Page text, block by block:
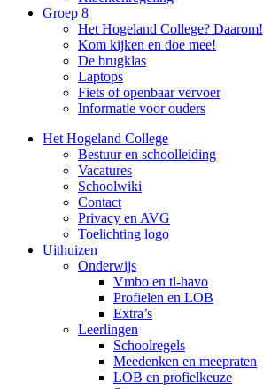
Groep 8
Het Hogeland College? Daarom!
Kom kijken en doe mee!
De brugklas
Laptops
Fiets of openbaar vervoer
Informatie voor ouders
Het Hogeland College
Bestuur en schoolleiding
Vacatures
Schoolwiki
Contact
Privacy en AVG
Toelichting logo
Uithuizen
Onderwijs
Vmbo en tl-havo
Profielen en LOB
Extra’s
Leerlingen
Schoolregels
Meedenken en meepraten
LOB en profielkeuze